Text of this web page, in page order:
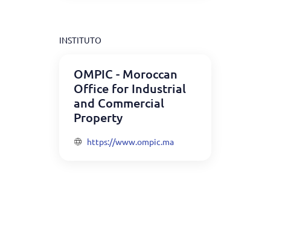
INSTITUTO
OMPIC - Moroccan
Office for Industrial
and Commercial
Property
https://www.ompic.ma